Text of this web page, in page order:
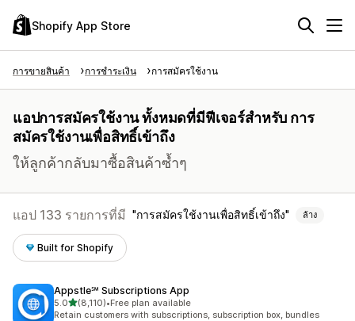
Shopify App Store
การขายสินค้า การชำระเงิน การสมัครใช้งาน
แอปการสมัครใช้งาน ทั้งหมดที่มีฟีเจอร์สำหรับ การ
สมัครใช้งานเพื่อสิทธิ์เข้าถึง
ให้ลูกค้ากลับมาซื้อสินค้าซ้ำๆ
แอป 133 รายการที่มี การสมัครใช้งานเพื่อสิทธิ์เข้าถึง ล้าง
Built for Shopify
Appstle℠ Subscriptions App
5.0เต็ม 5 ดาว
(8,110)
ทั้งหมด 8110 รีวิว
•Free plan available
Retain customers with subscriptions, subscription box, bundles